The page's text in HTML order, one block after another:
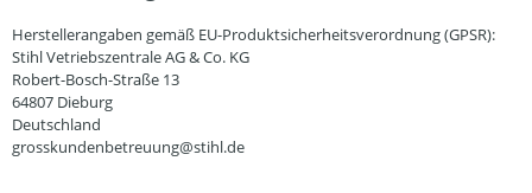
Herstellerangaben gemäß EU-Produktsicherheitsverordnung (GPSR):
Stihl Vetriebszentrale AG & Co. KG
Robert-Bosch-Straße 13
64807 Dieburg
Deutschland
grosskundenbetreuung@stihl.de